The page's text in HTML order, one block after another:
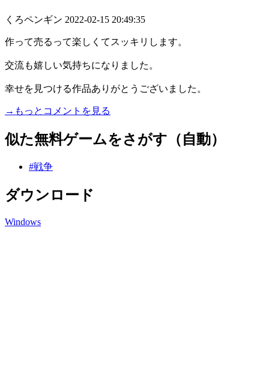
くろペンギン 2022-02-15 20:49:35
作って売るって楽しくてスッキリします。
交流も嬉しい気持ちになりました。
幸せを見つける作品ありがとうございました。
→もっとコメントを見る
似た無料ゲームをさがす（自動）
#戦争
ダウンロード
Windows